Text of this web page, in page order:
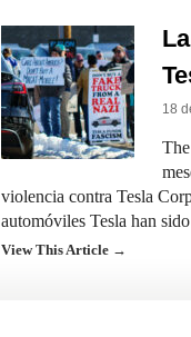
18
violencia contra Tesla
automóviles Tesla han
View This Article →